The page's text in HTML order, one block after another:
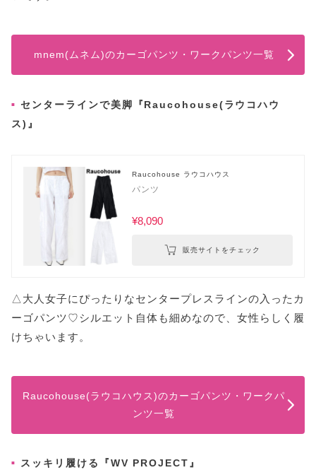
mnem(ムネム)のカーゴパンツ・ワークパンツ一覧
センターラインで美脚『Raucohouse(ラウコハウ
ス)』
Raucohouse ラウコハウス
パンツ
¥8,090
販売サイトをチェック
△大人女子にぴったりなセンタープレスラインの入ったカ
ーゴパンツ♡シルエット自体も細めなので、女性らしく履
けちゃいます。
Raucohouse(ラウコハウス)のカーゴパンツ・ワークパ
ンツ一覧
スッキリ履ける『WV PROJECT』